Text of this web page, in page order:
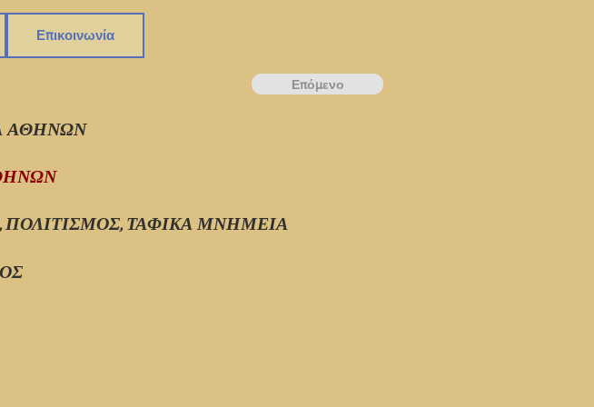
Επικοινωνία
Επόμενο
ΑΘΗΝΩΝ
ΠΟΛΙΤΙΣΜΟΣ, ΤΑΦΙΚΑ ΜΝΗΜΕΙΑ